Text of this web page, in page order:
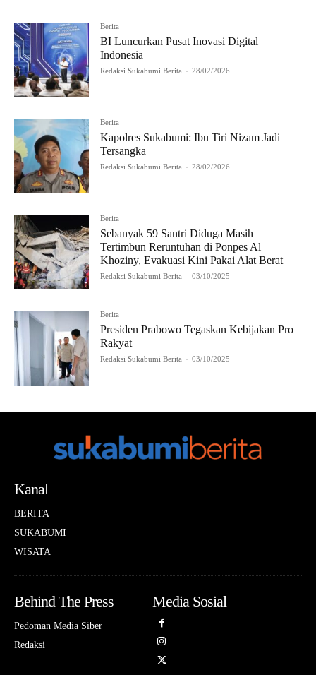
Berita
BI Luncurkan Pusat Inovasi Digital
Indonesia
Redaksi Sukabumi Berita - 28/02/2026
Berita
Kapolres Sukabumi: Ibu Tiri Nizam Jadi
Tersangka
Redaksi Sukabumi Berita - 28/02/2026
Berita
Sebanyak 59 Santri Diduga Masih
Tertimbun Reruntuhan di Ponpes Al
Khoziny, Evakuasi Kini Pakai Alat Berat
Redaksi Sukabumi Berita - 03/10/2025
Berita
Presiden Prabowo Tegaskan Kebijakan Pro
Rakyat
Redaksi Sukabumi Berita - 03/10/2025
Kanal
BERITA
SUKABUMI
WISATA
Behind The Press
Pedoman Media Siber
Redaksi
Media Sosial